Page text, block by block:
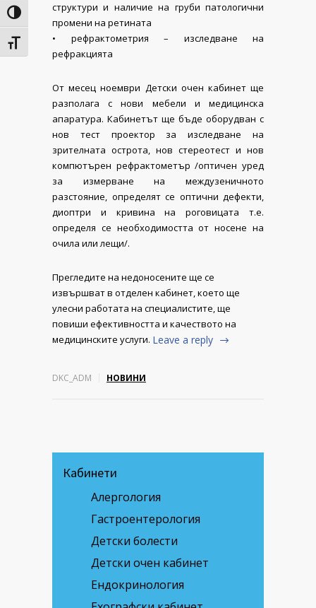
Toggle High Contrast
Toggle Font size
структури и наличие на груби патологични
промени на ретината
• рефрактометрия – изследване на
рефракцията
От месец ноември Детски очен кабинет ще
разполага с нови мебели и медицинска
апаратура. Кабинетът ще бъде оборудван с
нов тест проектор за изследване на
зрителната острота, нов стереотест и нов
компютърен рефрактометър /оптичен уред
за измерване на междузеничното
разстояние, определят се оптични дефекти,
диоптри и кривина на роговицата т.е.
определя се необходимостта от носене на
очила или лещи/.
Прегледите на недоносените ще се
извършват в отделен кабинет, което ще
улесни работата на специалистите, ще
повиши ефективността и качеството на
медицинските услуги. Leave a reply
DKC_ADM НОВИНИ
Кабинети
Алергология
Гастроентерология
Детски болести
Детски очен кабинет
Ендокринология